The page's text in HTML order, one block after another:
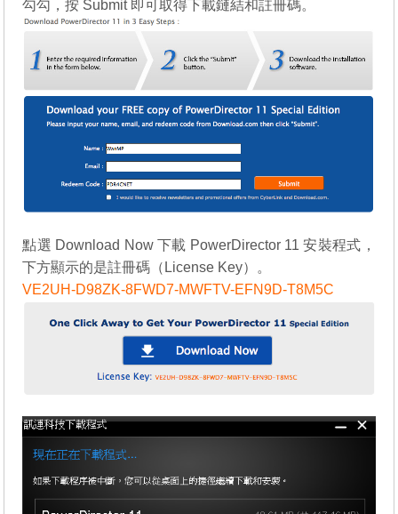
勾勾，按 Submit 即可取得下載鏈結和註冊碼。
點選 Download Now 下載 PowerDirector 11 安裝程式，
下方顯示的是註冊碼（License Key）。
VE2UH-D98ZK-8FWD7-MWFTV-EFN9D-T8M5C